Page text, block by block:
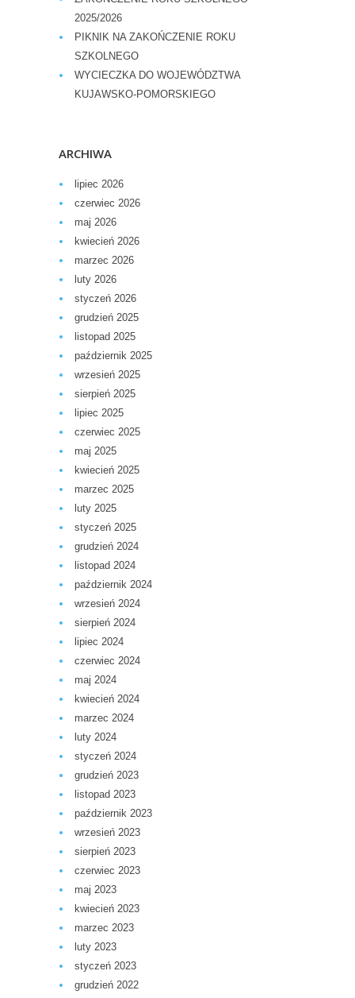
2025/2026
PIKNIK NA ZAKOŃCZENIE ROKU
SZKOLNEGO
WYCIECZKA DO WOJEWÓDZTWA
KUJAWSKO-POMORSKIEGO
ARCHIWA
lipiec 2026
czerwiec 2026
maj 2026
kwiecień 2026
marzec 2026
luty 2026
styczeń 2026
grudzień 2025
listopad 2025
październik 2025
wrzesień 2025
sierpień 2025
lipiec 2025
czerwiec 2025
maj 2025
kwiecień 2025
marzec 2025
luty 2025
styczeń 2025
grudzień 2024
listopad 2024
październik 2024
wrzesień 2024
sierpień 2024
lipiec 2024
czerwiec 2024
maj 2024
kwiecień 2024
marzec 2024
luty 2024
styczeń 2024
grudzień 2023
listopad 2023
październik 2023
wrzesień 2023
sierpień 2023
czerwiec 2023
maj 2023
kwiecień 2023
marzec 2023
luty 2023
styczeń 2023
grudzień 2022